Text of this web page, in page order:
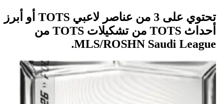
تحتوي على 3 من عناصر لاعبي TOTS أو أبرز
أحداث TOTS من تشكيلات TOTS من
MLS/ROSHN Saudi League.